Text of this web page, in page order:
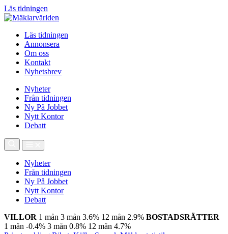
Läs tidningen
Läs tidningen
Annonsera
Om oss
Kontakt
Nyhetsbrev
Nyheter
Från tidningen
Ny På Jobbet
Nytt Kontor
Debatt
Nyheter
Från tidningen
Ny På Jobbet
Nytt Kontor
Debatt
VILLOR 1 mån 3 mån 3.6% 12 mån 2.9% BOSTADSRÄTTER
1 mån -0.4% 3 mån 0.8% 12 mån 4.7%